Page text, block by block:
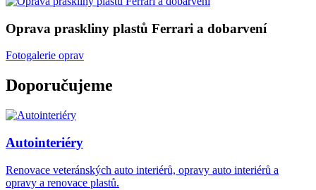
Oprava praskliny plastů Ferrari a dobarvení
Fotogalerie oprav
Doporučujeme
Autointeriéry
Renovace veteránských auto interiérů, opravy auto interiérů a
opravy a renovace plastů.